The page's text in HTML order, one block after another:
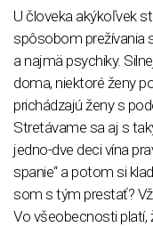
U človeka akýkoľvek
spôsobom prežívania
a najmä psychiky.
doma, niektoré ženy
prichádzajú ženy s
Stretávame sa aj s
jedno-dve deci vína
spanie“ a potom si
som s tým prestať?
Vo všeobecnosti platí,